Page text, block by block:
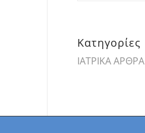
Kατηγορίες
ΙΑΤΡΙΚΑ ΑΡΘΡΑ